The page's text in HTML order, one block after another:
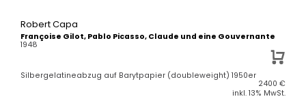
Robert Capa
Françoise Gilot, Pablo Picasso, Claude und eine Gouvernante
1948
Silbergelatineabzug auf Barytpapier (doubleweight) 1950er
2400 €
inkl. 13% MwSt.